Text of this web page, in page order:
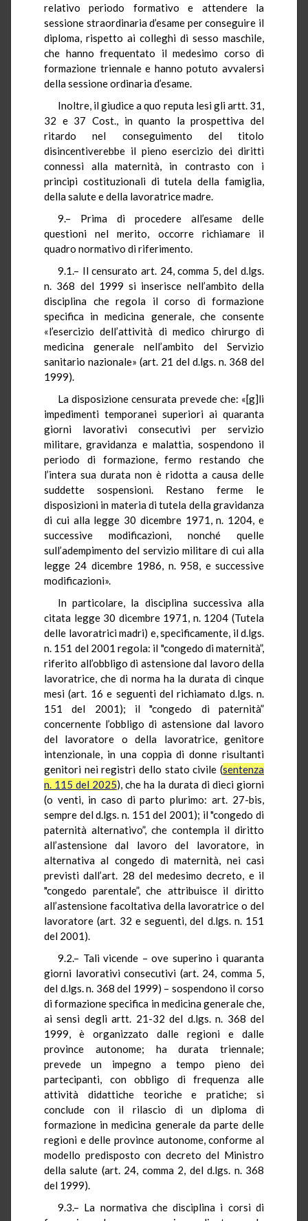
relativo periodo formativo e attendere la
sessione straordinaria d’esame per conseguire il
diploma, rispetto ai colleghi di sesso maschile,
che hanno frequentato il medesimo corso di
formazione triennale e hanno potuto avvalersi
della sessione ordinaria d’esame.
Inoltre, il giudice a quo reputa lesi gli artt. 31,
32 e 37 Cost., in quanto la prospettiva del
ritardo nel conseguimento del titolo
disincentiverebbe il pieno esercizio dei diritti
connessi alla maternità, in contrasto con i
principi costituzionali di tutela della famiglia,
della salute e della lavoratrice madre.
9.– Prima di procedere all’esame delle
questioni nel merito, occorre richiamare il
quadro normativo di riferimento.
9.1.– Il censurato art. 24, comma 5, del d.lgs.
n. 368 del 1999 si inserisce nell’ambito della
disciplina che regola il corso di formazione
specifica in medicina generale, che consente
«l’esercizio dell’attività di medico chirurgo di
medicina generale nell’ambito del Servizio
sanitario nazionale» (art. 21 del d.lgs. n. 368 del
1999).
La disposizione censurata prevede che: «[g]li
impedimenti temporanei superiori ai quaranta
giorni lavorativi consecutivi per servizio
militare, gravidanza e malattia, sospendono il
periodo di formazione, fermo restando che
l’intera sua durata non è ridotta a causa delle
suddette sospensioni. Restano ferme le
disposizioni in materia di tutela della gravidanza
di cui alla legge 30 dicembre 1971, n. 1204, e
successive modificazioni, nonché quelle
sull’adempimento del servizio militare di cui alla
legge 24 dicembre 1986, n. 958, e successive
modificazioni».
In particolare, la disciplina successiva alla
citata legge 30 dicembre 1971, n. 1204 (Tutela
delle lavoratrici madri) e, specificamente, il d.lgs.
n. 151 del 2001 regola: il "congedo di maternità”,
riferito all’obbligo di astensione dal lavoro della
lavoratrice, che di norma ha la durata di cinque
mesi (art. 16 e seguenti del richiamato d.lgs. n.
151 del 2001); il "congedo di paternità”
concernente l’obbligo di astensione dal lavoro
del lavoratore o della lavoratrice, genitore
intenzionale, in una coppia di donne risultanti
genitori nei registri dello stato civile (sentenza
n. 115 del 2025), che ha la durata di dieci giorni
(o venti, in caso di parto plurimo: art. 27-bis,
sempre del d.lgs. n. 151 del 2001); il "congedo di
paternità alternativo”, che contempla il diritto
all’astensione dal lavoro del lavoratore, in
alternativa al congedo di maternità, nei casi
previsti dall’art. 28 del medesimo decreto, e il
"congedo parentale”, che attribuisce il diritto
all’astensione facoltativa della lavoratrice o del
lavoratore (art. 32 e seguenti, del d.lgs. n. 151
del 2001).
9.2.– Tali vicende – ove superino i quaranta
giorni lavorativi consecutivi (art. 24, comma 5,
del d.lgs. n. 368 del 1999) – sospendono il corso
di formazione specifica in medicina generale che,
ai sensi degli artt. 21-32 del d.lgs. n. 368 del
1999, è organizzato dalle regioni e dalle
province autonome; ha durata triennale;
prevede un impegno a tempo pieno dei
partecipanti, con obbligo di frequenza alle
attività didattiche teoriche e pratiche; si
conclude con il rilascio di un diploma di
formazione in medicina generale da parte delle
regioni e delle province autonome, conforme al
modello predisposto con decreto del Ministro
della salute (art. 24, comma 2, del d.lgs. n. 368
del 1999).
9.3.– La normativa che disciplina i corsi di